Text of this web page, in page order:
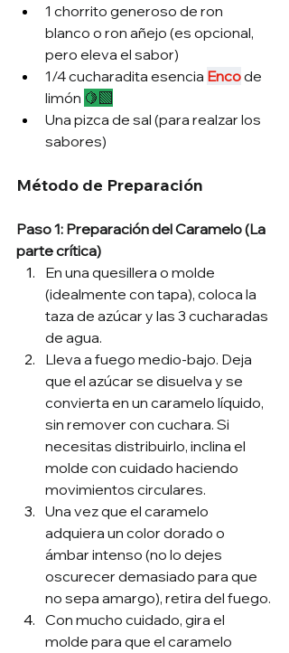
1 chorrito generoso de ron
blanco o ron añejo (es opcional,
pero eleva el sabor)
1/4 cucharadita esencia Enco de
limón 🍋‍🟩
Una pizca de sal (para realzar los
sabores)
Método de Preparación
Paso 1: Preparación del Caramelo (La
parte crítica)
En una quesillera o molde
(idealmente con tapa), coloca la
taza de azúcar y las 3 cucharadas
de agua.
Lleva a fuego medio-bajo. Deja
que el azúcar se disuelva y se
convierta en un caramelo líquido,
sin remover con cuchara. Si
necesitas distribuirlo, inclina el
molde con cuidado haciendo
movimientos circulares.
Una vez que el caramelo
adquiera un color dorado o
ámbar intenso (no lo dejes
oscurecer demasiado para que
no sepa amargo), retira del fuego.
Con mucho cuidado, gira el
molde para que el caramelo